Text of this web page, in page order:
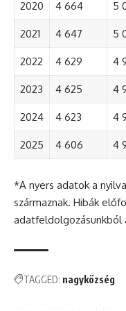
2020 4 664 5
2021 4 647 5
2022 4 629 4
2023 4 625 4
2024 4 623 4
2025 4 606 4
*A nyers adatok a
származnak. Hibák
adatfeldolgozásunkból
TAGGED: nagyközség